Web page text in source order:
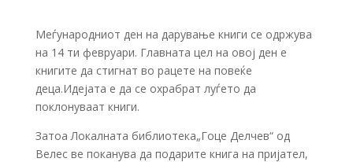
Меѓународниот ден на дарување книги се одржува
на 14 ти февруари. Главната цел на овој ден е
книгите да стигнат во рацете на повеќе
деца.Идејата е да се охрабрат луѓето да
поклонуваат книги.
Затоа Локалната библиотека„Гоце Делчев“ од
Велес ве поканува да подарите книга на пријател,